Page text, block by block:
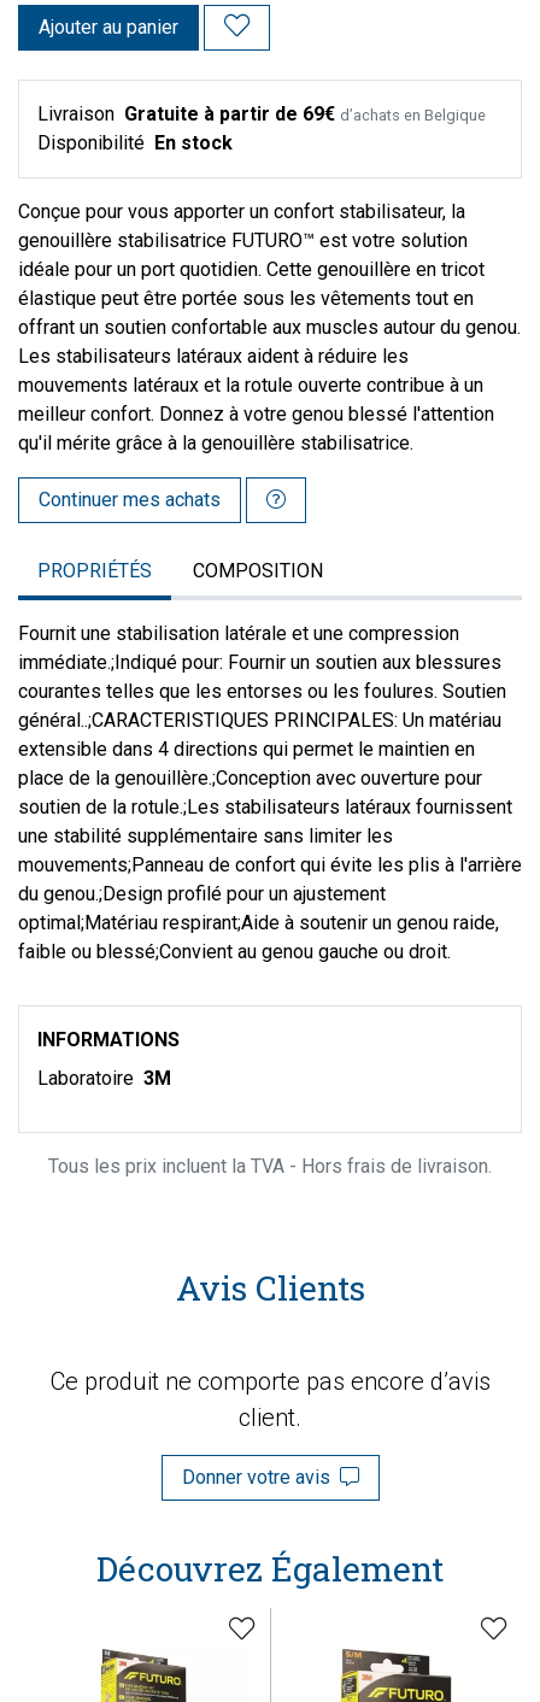
Ajouter au panier
Livraison Gratuite à partir de 69€ d’achats en Belgique
Disponibilité En stock
Conçue pour vous apporter un confort stabilisateur, la
genouillère stabilisatrice FUTURO™ est votre solution
idéale pour un port quotidien. Cette genouillère en tricot
élastique peut être portée sous les vêtements tout en
offrant un soutien confortable aux muscles autour du genou.
Les stabilisateurs latéraux aident à réduire les
mouvements latéraux et la rotule ouverte contribue à un
meilleur confort. Donnez à votre genou blessé l'attention
qu'il mérite grâce à la genouillère stabilisatrice.
Continuer mes achats
PROPRIÉTÉS COMPOSITION
Fournit une stabilisation latérale et une compression
immédiate.;Indiqué pour: Fournir un soutien aux blessures
courantes telles que les entorses ou les foulures. Soutien
général..;CARACTERISTIQUES PRINCIPALES: Un matériau
extensible dans 4 directions qui permet le maintien en
place de la genouillère.;Conception avec ouverture pour
soutien de la rotule.;Les stabilisateurs latéraux fournissent
une stabilité supplémentaire sans limiter les
mouvements;Panneau de confort qui évite les plis à l'arrière
du genou.;Design profilé pour un ajustement
optimal;Matériau respirant;Aide à soutenir un genou raide,
faible ou blessé;Convient au genou gauche ou droit.
INFORMATIONS
Laboratoire 3M
Tous les prix incluent la TVA - Hors frais de livraison.
Avis Clients
Ce produit ne comporte pas encore d’avis
client.
Donner votre avis
Découvrez Également